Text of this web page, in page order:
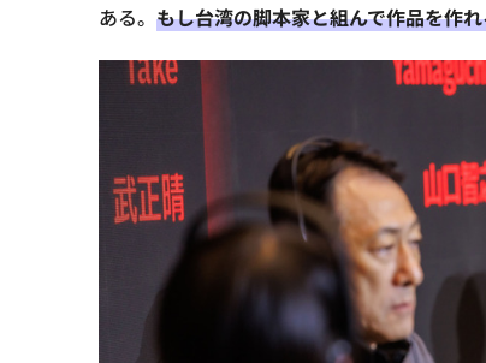
ある。 もし台湾の脚本家と組んで作品を作